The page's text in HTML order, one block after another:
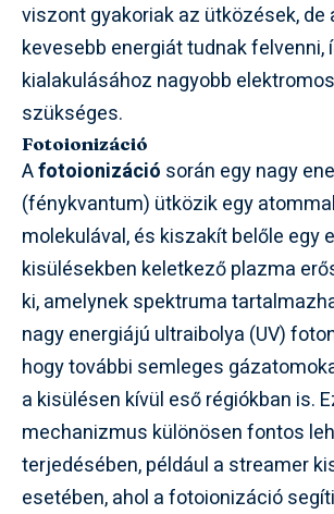
viszont gyakoriak az ütközések, de
kevesebb energiát tudnak felvenni,
kialakulásához nagyobb
szükséges.
Fotoionizáció
Afotoionizáció során egy nagy
(fénykvantum) ütközik egy
molekulával, és kiszakít belőle egy
kisülésekben keletkező plazma
ki, amelynek spektruma
nagy energiájú ultraibolya (UV)
hogy további semleges
a kisülésen kívül eső régiókban is.
mechanizmus különösen fontos
terjedésében, például a streamer
esetében, ahol a fotoionizáció